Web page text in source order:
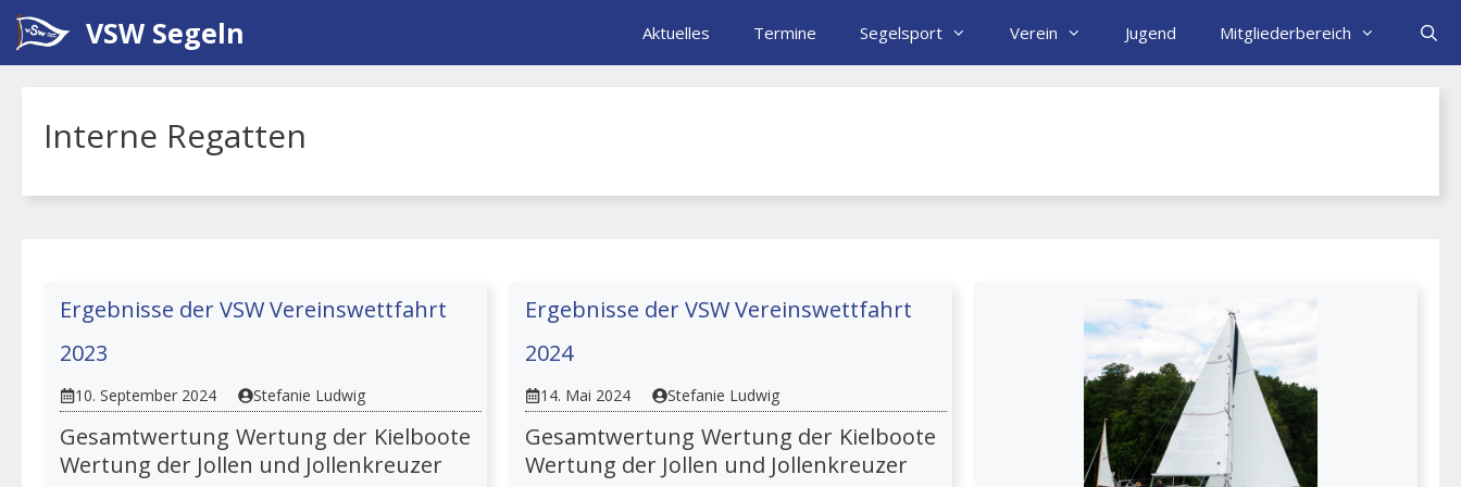
Zum
Inhalt
springen
VSW Segeln Aktuelles Termine Segelsport Verein Jugend Mitgliederbereich
Interne Regatten
Ergebnisse der VSW Vereinswettfahrt
2023
10. September 2024 Stefanie Ludwig
Gesamtwertung Wertung der Kielboote
Wertung der Jollen und Jollenkreuzer
Ergebnisse der VSW Vereinswettfahrt
2024
14. Mai 2024 Stefanie Ludwig
Gesamtwertung Wertung der Kielboote
Wertung der Jollen und Jollenkreuzer